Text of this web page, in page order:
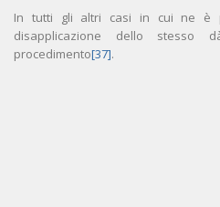
In tutti gli altri casi in cui ne è
disapplicazione dello stesso
procedimento[37].